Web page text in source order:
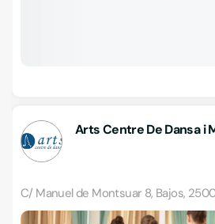
Arts Centre De Dansa i
C/ Manuel de Montsuar 8, Bajos,